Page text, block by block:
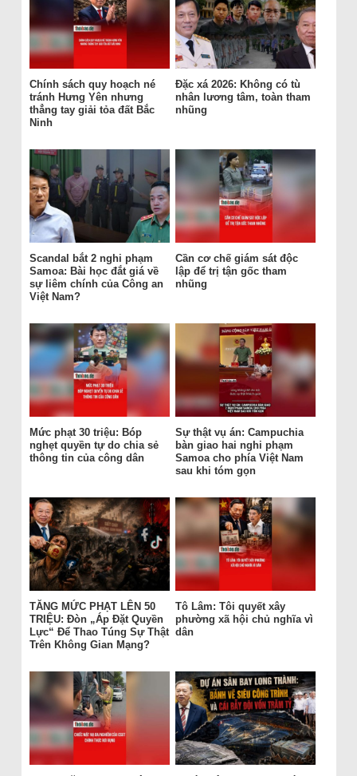
Chính sách quy hoạch né
tránh Hưng Yên nhưng
thẳng tay giải tỏa đất Bắc
Ninh
Đặc xá 2026: Không có tù
nhân lương tâm, toàn tham
nhũng
Scandal bắt 2 nghi phạm
Samoa: Bài học đắt giá về
sự liêm chính của Công an
Việt Nam?
Cần cơ chế giám sát độc
lập để trị tận gốc tham
nhũng
Mức phạt 30 triệu: Bóp
nghẹt quyền tự do chia sẻ
thông tin của công dân
Sự thật vụ án: Campuchia
bàn giao hai nghi phạm
Samoa cho phía Việt Nam
sau khi tóm gọn
TĂNG MỨC PHẠT LÊN 50
TRIỆU: Đòn „Áp Đặt Quyền
Lực“ Để Thao Túng Sự Thật
Trên Không Gian Mạng?
Tô Lâm: Tôi quyết xây
phường xã hội chủ nghĩa vì
dân